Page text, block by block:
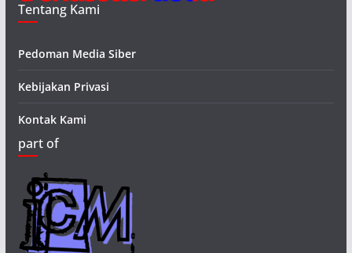
Tentang Kami
Pedoman Media Siber
Kebijakan Privasi
Kontak Kami
part of